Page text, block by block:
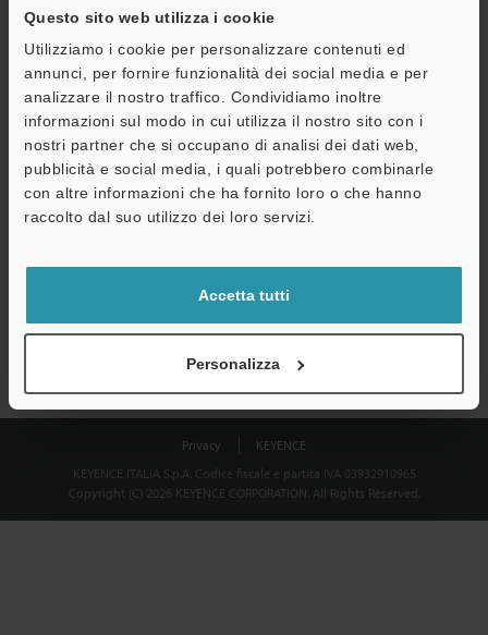
Questo sito web utilizza i cookie
Utilizziamo i cookie per personalizzare contenuti ed
annunci, per fornire funzionalità dei social media e per
analizzare il nostro traffico. Condividiamo inoltre
informazioni sul modo in cui utilizza il nostro sito con i
nostri partner che si occupano di analisi dei dati web,
pubblicità e social media, i quali potrebbero combinarle
con altre informazioni che ha fornito loro o che hanno
raccolto dal suo utilizzo dei loro servizi.
Accetta tutti
Personalizza
Indirizzo e-mail (obbligatorio)
Download
Dichiarazione sulla privacy
Privacy
KEYENCE
KEYENCE ITALIA S.p.A. Codice fiscale e partita IVA 03932910965
Copyright (C) 2026 KEYENCE CORPORATION. All Rights Reserved.